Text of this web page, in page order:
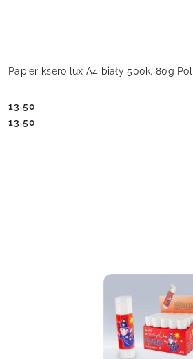
Papier ksero lux A4 biały 500k. 80g Pol
Cena:
13.50
Cena:
13.50